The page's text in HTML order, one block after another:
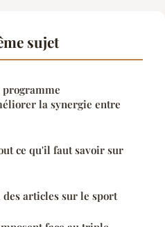
sujet
la synergie entre
ce qu'il faut savoir sur
articles sur le sport